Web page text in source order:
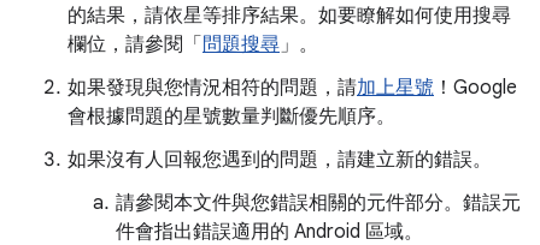
的結果，請依星等排序結果。如要瞭解如何使用搜尋
欄位，請參閱「 問題搜尋」。
如果發現與您情況相符的問題，請加上星號 ！Google
會根據問題的星號數量判斷優先順序。
如果沒有人回報您遇到的問題，請建立新的錯誤。
請參閱本文件與您錯誤相關的元件部分。錯誤元
件會指出錯誤適用的 Android 區域。